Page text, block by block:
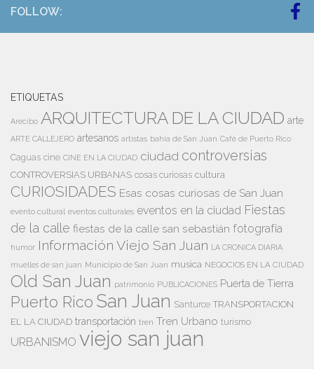
FOLLOW:
ETIQUETAS
Arecibo ARQUITECTURA DE LA CIUDAD arte
ARTE CALLEJERO artesanos artistas bahía de San Juan Café de Puerto Rico
Caguas cine CINE EN LA CIUDAD ciudad controversias
CONTROVERSIAS URBANAS cosas curiosas cultura
CURIOSIDADES Esas cosas curiosas de San Juan
evento cultural eventos culturales eventos en la ciudad Fiestas
de la calle fiestas de la calle san sebastián fotografía
humor Información Viejo San Juan LA CRONICA DIARIA
muelles de san juan Municipio de San Juan musica NEGOCIOS EN LA CIUDAD
Old San Juan patrimonio PUBLICACIONES Puerta de Tierra
Puerto Rico San Juan Santurce TRANSPORTACION
EL LA CIUDAD transportación tren Tren Urbano turismo
URBANISMO viejo san juan